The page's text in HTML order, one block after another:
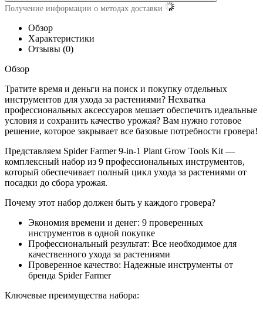
Получение информации о методах доставки
Обзор
Характеристики
Отзывы (0)
Обзор
Тратите время и деньги на поиск и покупку отдельных
инструментов для ухода за растениями? Нехватка
профессиональных аксессуаров мешает обеспечить идеальные
условия и сохранить качество урожая? Вам нужно готовое
решение, которое закрывает все базовые потребности гровера!
Представляем Spider Farmer 9-in-1 Plant Grow Tools Kit —
комплексный набор из 9 профессиональных инструментов,
который обеспечивает полный цикл ухода за растениями от
посадки до сбора урожая.
Почему этот набор должен быть у каждого гровера?
Экономия времени и денег: 9 проверенных
инструментов в одной покупке
Профессиональный результат: Все необходимое для
качественного ухода за растениями
Проверенное качество: Надежные инструменты от
бренда Spider Farmer
Ключевые преимущества набора: